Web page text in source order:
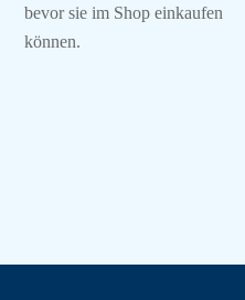
bevor sie im Shop einkaufen
können.